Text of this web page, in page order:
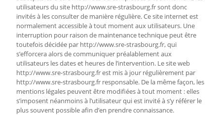
utilisateurs du site http://www.sre-strasbourg.fr sont donc
invités à les consulter de manière régulière. Ce site internet est
normalement accessible à tout moment aux utilisateurs. Une
interruption pour raison de maintenance technique peut être
toutefois décidée par http://www.sre-strasbourg.fr, qui
s’efforcera alors de communiquer préalablement aux
utilisateurs les dates et heures de l’intervention. Le site web
http://www.sre-strasbourg.fr est mis à jour régulièrement par
http://www.sre-strasbourg.fr responsable. De la même façon, les
mentions légales peuvent être modifiées à tout moment : elles
s’imposent néanmoins à l’utilisateur qui est invité à s’y référer le
plus souvent possible afin d’en prendre connaissance.